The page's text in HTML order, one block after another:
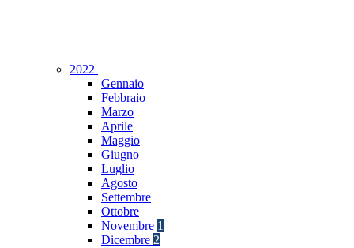
2022
Gennaio
Febbraio
Marzo
Aprile
Maggio
Giugno
Luglio
Agosto
Settembre
Ottobre
Novembre 1
Dicembre 2